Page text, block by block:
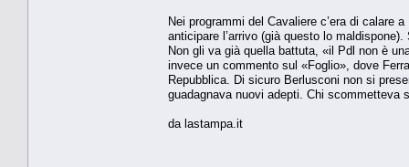
Nei programmi del Cavaliere c’era di calare
anticipare l’arrivo (già questo lo
Non gli va già quella battuta, «il Pdl non è
invece un commento sul «Foglio», dove
Repubblica. Di sicuro Berlusconi non si
guadagnava nuovi adepti. Chi scommetteva
da lastampa.it